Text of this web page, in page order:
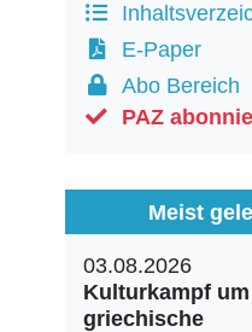
E-Paper
Abo Bereich
PAZ
Meist
03.08.2026
Kulturkampf
griechische